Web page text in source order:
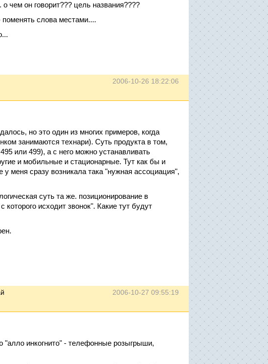
чем он говорит??? цель названия????
слова местами....
2006-10-26 18:22:06
но это один из многих примеров, когда
занимаются технари). Суть продукта в том,
или 499), а с него можно устанавливать
и мобильные и стационарные. Тут как бы и
меня сразу возникала така "нужная ассоциация",
суть та же. позиционирование в
которого исходит звонок". Какие тут будут
2006-10-27 09:55:19
"алло инкогнито" - телефонные розыгрыши,